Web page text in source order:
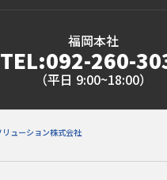
福岡本社
TEL:092-260-
（平日 9:00~18:00）